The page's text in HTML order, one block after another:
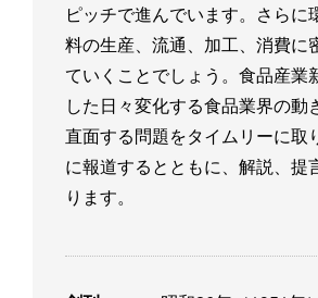
ピッチで進んでいます。さらに
料の生産、流通、加工、消費に
ていくことでしょう。食品産業
した日々変化する食品業界の動
直面する問題をタイムリーに取
に報道するとともに、解説、提
ります。